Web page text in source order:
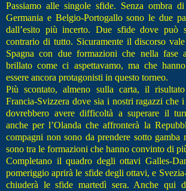
Passiamo alle singole sfide. Senza ombra
Germania e Belgio-Portogallo sono le due
dall’esito più incerto. Due sfide dove può
contrario di tutto. Sicuramente il discorso
Spagna con due formazioni che nella fase
brillato come ci aspettavamo, ma che
essere ancora protagonisti in questo torneo.
Più scontato, almeno sulla carta, il
Francia-Svizzera dove sia i nostri ragazzi che
dovrebbero avere difficoltà a superare il
anche per l’Olanda che affronterà la
compagni non sono da prendere sotto gamba
sono tra le formazioni che hanno convinto di
Completano il quadro degli ottavi Galles-
pomeriggio aprirà le sfide degli ottavi, e
chiuderà le sfide martedì sera. Anche qui